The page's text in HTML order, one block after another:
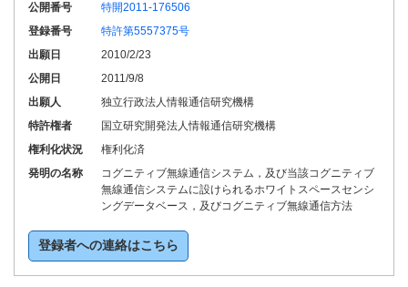
公開番号
特開2011-176506
登録番号
特許第5557375号
出願日
2010/2/23
公開日
2011/9/8
出願人
独立行政法人情報通信研究機構
特許権者
国立研究開発法人情報通信研究機構
権利化状況
権利化済
発明の名称
コグニティブ無線通信システム，及び当該コグニティブ
無線通信システムに設けられるホワイトスペースセンシ
ングデータベース，及びコグニティブ無線通信方法
登録者への連絡はこちら